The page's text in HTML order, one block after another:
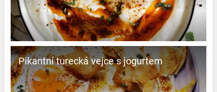
Pikantní turecká vejce s jogurtem